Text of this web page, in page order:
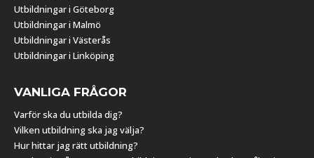
Utbildningar i Göteborg
Utbildningar i Malmö
Utbildningar i Västerås
Utbildningar i Linköping
VANLIGA FRÅGOR
Varför ska du utbilda dig?
Vilken utbildning ska jag välja?
Hur hittar jag rätt utbildning?